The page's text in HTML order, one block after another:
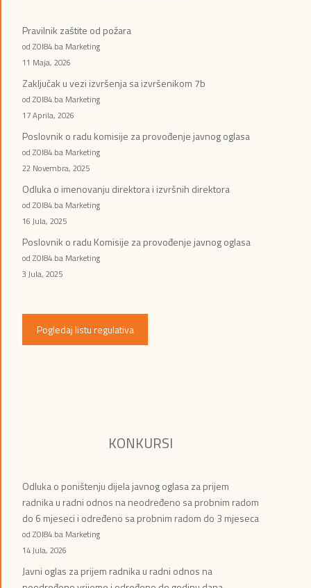
Pravilnik zaštite od požara
od ZOI84.ba Marketing
11 Maja, 2026
Zaključak u vezi izvršenja sa izvršenikom 7b
od ZOI84.ba Marketing
17 Aprila, 2026
Poslovnik o radu komisije za provođenje javnog oglasa
od ZOI84.ba Marketing
22 Novembra, 2025
Odluka o imenovanju direktora i izvršnih direktora
od ZOI84.ba Marketing
16 Jula, 2025
Poslovnik o radu Komisije za provođenje javnog oglasa
od ZOI84.ba Marketing
3 Jula, 2025
Pogledaj listu regulativa
KONKURSI
Odluka o poništenju dijela javnog oglasa za prijem
radnika u radni odnos na neodređeno sa probnim radom
do 6 mjeseci i određeno sa probnim radom do 3 mjeseca
od ZOI84.ba Marketing
14 Jula, 2026
Javni oglas za prijem radnika u radni odnos na